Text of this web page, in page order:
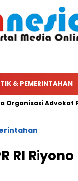
& PEMERINTAHAN
Advokat
RI